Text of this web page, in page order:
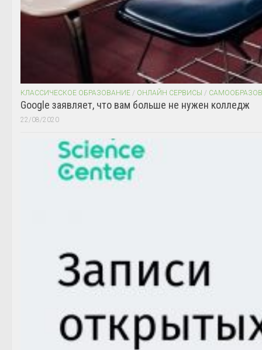
КЛАССИЧЕСКОЕ ОБРАЗОВАНИЕ / ОНЛАЙН СЕРВИСЫ /
Google заявляет, что вам больше не нужен колледж
22/08/2020